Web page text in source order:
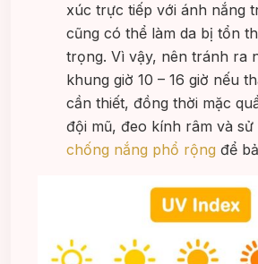
xúc trực tiếp với ánh nắng
cũng có thể làm da bị tổn
trọng. Vì vậy, nên tránh ra
khung giờ 10 – 16 giờ nếu
cần thiết, đồng thời mặc
đội mũ, đeo kính râm và sử
chống nắng phổ rộng để